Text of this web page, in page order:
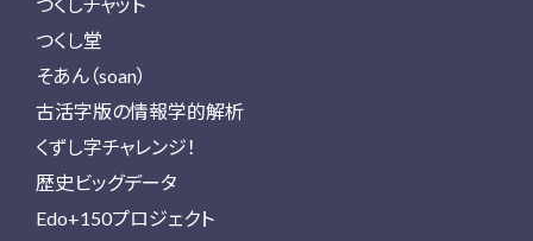
つくし堂
そあん（soan）
古活字版の情報学的解析
くずし字チャレンジ！
歴史ビッグデータ
Edo+150プロジェクト